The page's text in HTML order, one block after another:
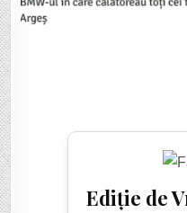
Ediție de